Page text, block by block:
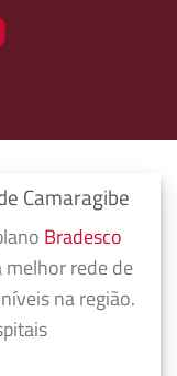
Camaragibe
Bradesco
melhor rede de
na região.